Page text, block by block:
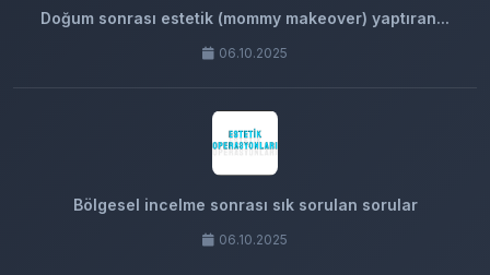
Doğum sonrası estetik (mommy makeover) yaptıran...
06.10.2025
Bölgesel incelme sonrası sık sorulan sorular
06.10.2025